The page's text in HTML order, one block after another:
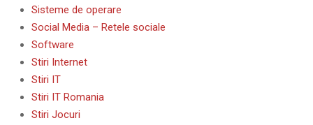
Sisteme de operare
Social Media – Retele sociale
Software
Stiri Internet
Stiri IT
Stiri IT Romania
Stiri Jocuri